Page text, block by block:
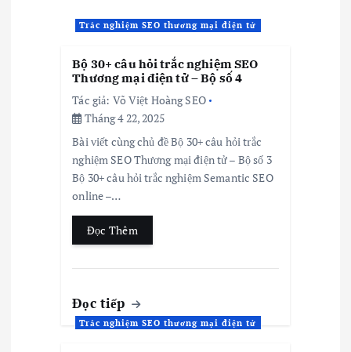
Trắc nghiệm SEO thương mại điện tử
Bộ 30+ câu hỏi trắc nghiệm SEO
Thương mại điện tử – Bộ số 4
Tác giả: Võ Việt Hoàng SEO
Tháng 4 22, 2025
Bài viết cùng chủ đề Bộ 30+ câu hỏi trắc
nghiệm SEO Thương mại điện tử – Bộ số 3
Bộ 30+ câu hỏi trắc nghiệm Semantic SEO
online –…
Đọc Thêm
Đọc tiếp
Trắc nghiệm SEO thương mại điện tử